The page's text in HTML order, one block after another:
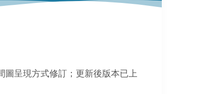
圖呈現方式修訂；更新後版本已上